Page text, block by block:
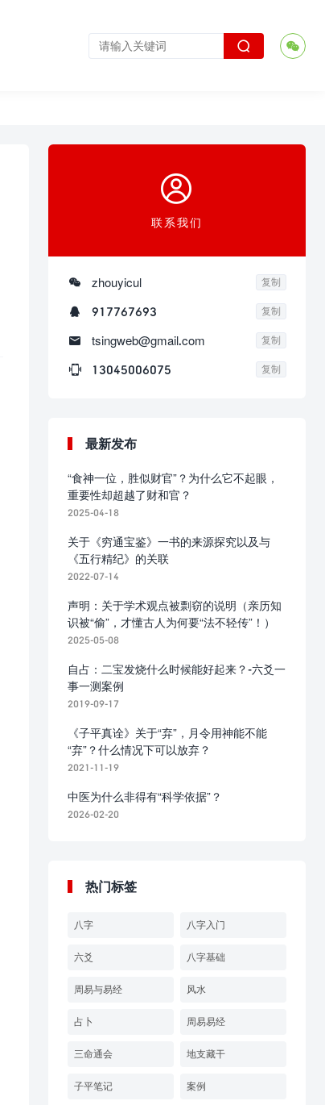



联系我们
 zhouyicul 复制
 917767693 复制
 tsingweb@gmail.com 复制
 13045006075 复制
最新发布
“食神一位，胜似财官”？为什么它不起眼，
重要性却超越了财和官？
2025-04-18
关于《穷通宝鉴》一书的来源探究以及与
《五行精纪》的关联
2022-07-14
声明：关于学术观点被剽窃的说明（亲历知
识被“偷”，才懂古人为何要“法不轻传”！）
2025-05-08
自占：二宝发烧什么时候能好起来？-六爻一
事一测案例
2019-09-17
《子平真诠》关于“弃”，月令用神能不能
“弃”？什么情况下可以放弃？
2021-11-19
中医为什么非得有“科学依据”？
2026-02-20
热门标签
八字 八字入门
六爻 八字基础
周易与易经 风水
占卜 周易易经
三命通会 地支藏干
子平笔记 案例